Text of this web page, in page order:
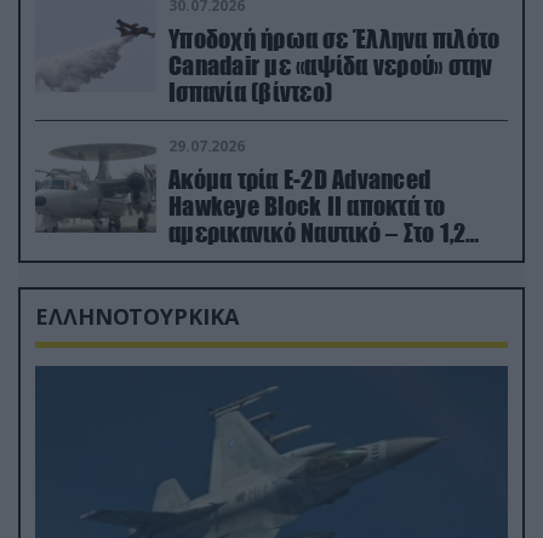
30.07.2026
Υποδοχή ήρωα σε Έλληνα πιλότο
Canadair με «αψίδα νερού» στην
Ισπανία (βίντεο)
29.07.2026
Ακόμα τρία E-2D Advanced
Hawkeye Block II αποκτά το
αμερικανικό Ναυτικό – Στο 1,2
δισ.δολάρια το κόστος
ΕΛΛΗΝΟΤΟΥΡΚΙΚΑ